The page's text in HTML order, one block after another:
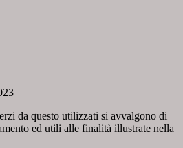
da questo utilizzati si avvalgono di
ed utili alle finalità illustrate nella